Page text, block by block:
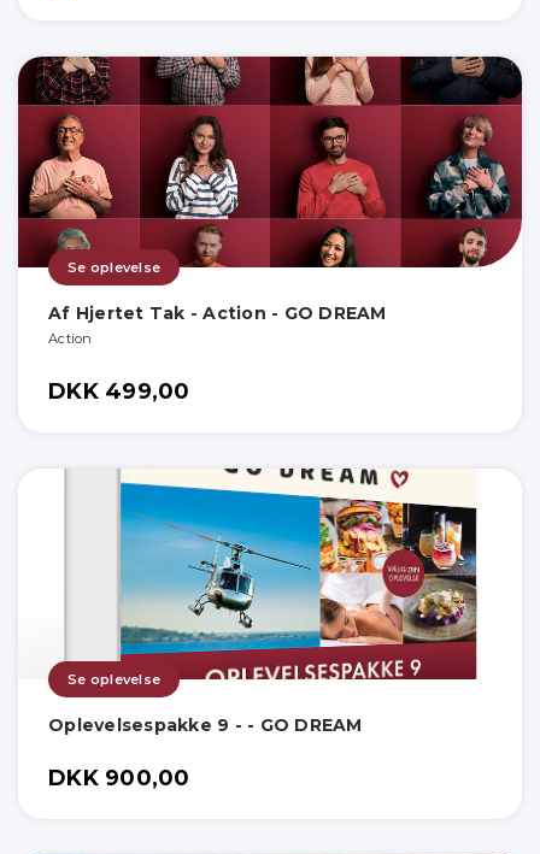
Se oplevelse
Af Hjertet Tak - Action - GO DREAM
Action
DKK 499,00
Se oplevelse
Oplevelsespakke 9 - - GO DREAM
DKK 900,00